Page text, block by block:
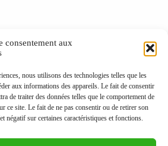
consentement aux
nous utilisons des technologies telles que les
aux informations des appareils. Le fait de consentir
de traiter des données telles que le comportement de
ce site. Le fait de ne pas consentir ou de retirer son
négatif sur certaines caractéristiques et fonctions.
effetto dopo il ritorno di questo bollettino
o seguita da un assegno per il
del soggiorno previsto.
l'intero importo pagato sarà rimborsato
riaffittare la camera. In caso contrario, si
il frutteto Antonine potete contattarci